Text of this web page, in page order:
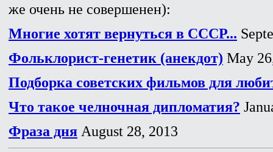
же очень не совершенен):
Многие хотят вернуться в СССР...
Фольклорист-генетик (анекдот) May
Подборка советских фильмов для
Что такое челночная дипломатия?
Фраза дня August 28, 2013